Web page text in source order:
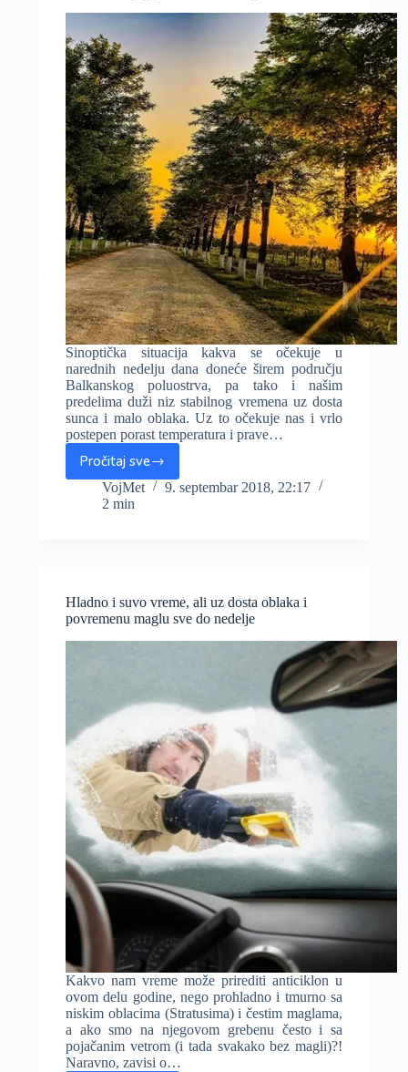
novembra!
Sinoptička situacija kakva se očekuje u
narednih nedelju dana doneće širem području
Balkanskog poluostrva, pa tako i našim
predelima duži niz stabilnog vremena uz dosta
sunca i malo oblaka. Uz to očekuje nas i vrlo
postepen porast temperatura i prave…
Pročitaj sve
Anticiklon
donosi
duži
dana,
u
30°C
VojMet
9. septembar 2018, 22:17
2 min
Hladno i suvo vreme, ali uz dosta oblaka i
povremenu maglu sve do nedelje
Kakvo nam vreme može prirediti anticiklon u
ovom delu godine, nego prohladno i tmurno sa
niskim oblacima (Stratusima) i čestim maglama,
a ako smo na njegovom grebenu često i sa
pojačanim vetrom (i tada svakako bez magli)?!
Naravno, zavisi o…